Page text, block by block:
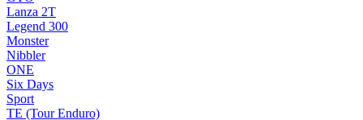
Lanza 2T
Legend 300
Monster
Nibbler
ONE
Six Days
Sport
TE (Tour Enduro)